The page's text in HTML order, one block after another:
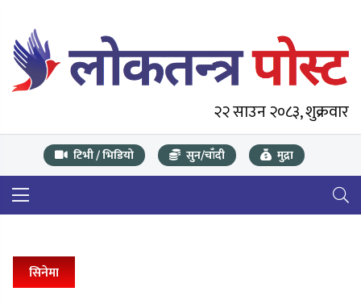
२२ साउन २०८३, शुक्रवार
टिभी / भिडियो सुन/चाँदी मुद्रा
सिनेमा